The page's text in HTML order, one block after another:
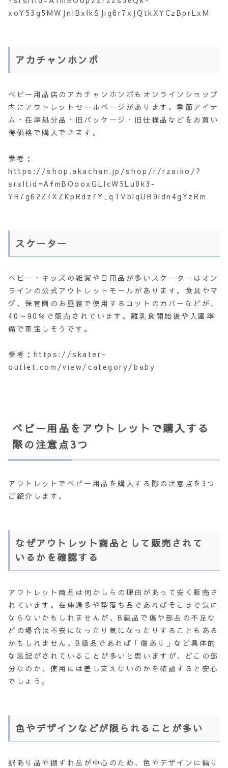
xoY53g5MWJnIBxlkSJig6r7xJQtkXYCzBprLxM
アカチャンホンポ
ベビー用品店のアカチャンホンポもオンラインショップ
内にアウトレットセールページがあります。季節アイテ
ム・在庫処分品・旧パッケージ・旧仕様品などをお買い
得価格で購入できます。
参考：
https://shop.akachan.jp/shop/r/rzaiko/?
srsltid=AfmBOooxGLIcW5Lu8k3-
YR7g62ZfXZKpRdz7Y_qTVbiqUB9ldn4gYzRm
スケーター
ベビー・キッズの雑貨や日用品が多いスケーターはオン
ラインの公式アウトレットモールがあります。食具やマ
グ、保育園のお昼寝で使用するコットのカバーなどが、
40～90％で販売されています。離乳食開始後や入園準
備で重宝しそうです。
参考：https://skater-
outlet.com/view/category/baby
ベビー用品をアウトレットで購入する
際の注意点3つ
アウトレットでベビー用品を購入する際の注意点を3つ
ご紹介します。
なぜアウトレット商品として販売されて
いるかを確認する
アウトレット商品は何かしらの理由があって安く販売さ
れています。在庫過多や型落ち品であればそこまで気に
ならないかもしれませんが、B級品で傷や部品の不足な
どの場合は不安になったり気になったりすることもある
かもしれません。B級品であれば「傷あり」など具体的
な表記がされていることが多いと思いますが、どこの部
分なのか、使用には差し支えないのかを確認すると安心
でしょう。
色やデザインなどが限られることが多い
訳あり品や棚ずれ品が中心のため、色やデザインに偏り